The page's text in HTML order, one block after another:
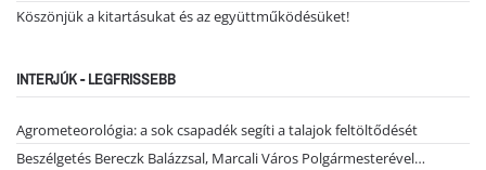
Köszönjük a kitartásukat és az együttműködésüket!
INTERJÚK - LEGFRISSEBB
Agrometeorológia: a sok csapadék segíti a talajok feltöltődését
Beszélgetés Bereczk Balázzsal, Marcali Város Polgármesterével…